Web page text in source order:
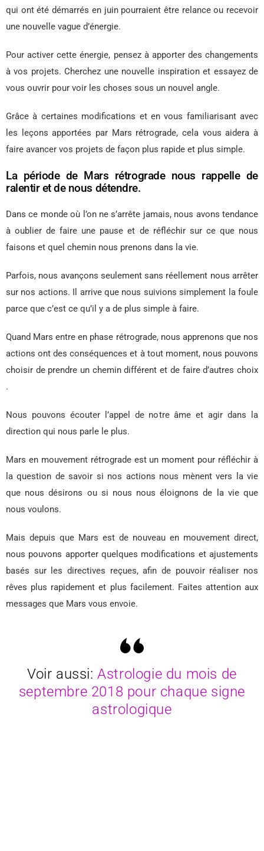
qui ont été démarrés en juin pourraient être relance ou recevoir
une nouvelle vague d’énergie.
Pour activer cette énergie, pensez à apporter des changements
à vos projets. Cherchez une nouvelle inspiration et essayez de
vous ouvrir pour voir les choses sous un nouvel angle.
Grâce à certaines modifications et en vous familiarisant avec
les leçons apportées par Mars rétrograde, cela vous aidera à
faire avancer vos projets de façon plus rapide et plus simple.
La période de Mars rétrograde nous rappelle de
ralentir et de nous détendre.
Dans ce monde où l’on ne s’arrête jamais, nous avons tendance
à oublier de faire une pause et de réfléchir sur ce que nous
faisons et quel chemin nous prenons dans la vie.
Parfois, nous avançons seulement sans réellement nous arrêter
sur nos actions. Il arrive que nous suivions simplement la foule
parce que c’est ce qu’il y a de plus simple à faire.
Quand Mars entre en phase rétrograde, nous apprenons que nos
actions ont des conséquences et à tout moment, nous pouvons
choisir de prendre un chemin différent et de faire d’autres choix
.
Nous pouvons écouter l’appel de notre âme et agir dans la
direction qui nous parle le plus.
Mars en mouvement rétrograde est un moment pour réfléchir à
la question de savoir si nos actions nous mènent vers la vie
que nous désirons ou si nous nous éloignons de la vie que
nous voulons.
Mais depuis que Mars est de nouveau en mouvement direct,
nous pouvons apporter quelques modifications et ajustements
basés sur les directives reçues, afin de pouvoir réaliser nos
rêves plus rapidement et plus facilement. Faites attention aux
messages que Mars vous envoie.
Voir aussi:Astrologie du mois de
septembre 2018 pour chaque signe
astrologique